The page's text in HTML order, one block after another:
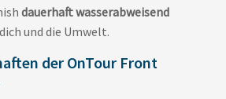
dauerhaft wasserabweisend
und die Umwelt.
der OnTour Front